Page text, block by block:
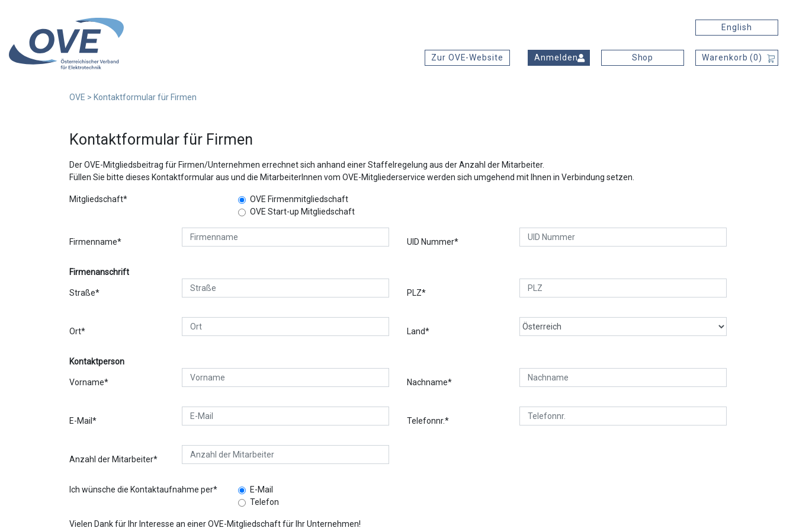
English
Zur OVE-Website Anmelden Shop Warenkorb (0)
OVE > Kontaktformular für Firmen
Kontaktformular für Firmen
Der OVE-Mitgliedsbeitrag für Firmen/Unternehmen errechnet sich anhand einer Staffelregelung aus der Anzahl der Mitarbeiter.
Füllen Sie bitte dieses Kontaktformular aus und die MitarbeiterInnen vom OVE-Mitgliederservice werden sich umgehend mit Ihnen in Verbindung setzen.
Mitgliedschaft*
OVE Firmenmitgliedschaft
OVE Start-up Mitgliedschaft
Firmenname* UID Nummer*
Firmenanschrift
Straße* PLZ*
Ort* Land*
Kontaktperson
Vorname* Nachname*
E-Mail* Telefonnr.*
Anzahl der Mitarbeiter*
Ich wünsche die Kontaktaufnahme per*
E-Mail
Telefon
Vielen Dank für Ihr Interesse an einer OVE-Mitgliedschaft für Ihr Unternehmen!